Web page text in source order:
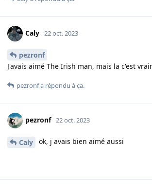
Caly 22 oct. 2023
pezronf
J'avais aimé The Irish man, mais la c'est
pezronfa répondu à ça.
pezronf 22 oct. 2023
Caly ok, j avais bien aimé aussi